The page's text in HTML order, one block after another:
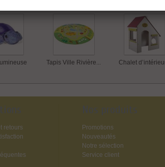
Tapis Ville Rivière... Chalet
retours
Nos produits
Promotions
Nouveautés
Notre sélection
Service client